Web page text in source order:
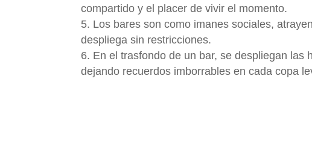
compartido y el placer de vivir el momento.
Los bares son como imanes sociales,
despliega sin restricciones.
En el trasfondo de un bar, se despliegan
dejando recuerdos imborrables en cada copa